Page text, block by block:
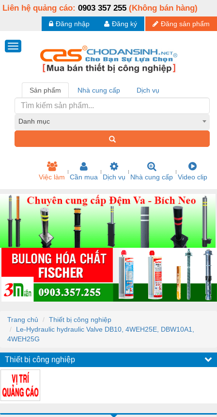
Liên hệ quảng cáo: 0903 357 255 (Không bán hàng)
Đăng sản phẩm
Đăng ký
Đăng nhập
Sản phẩm Nhà cung cấp Dịch vụ
Danh mục
Việc làm Cần mua Dịch vụ Nhà cung cấp Video clip
Trang chủ
Thiết bị công nghiệp
Le-Hydraulic hydraulic Valve DB10, 4WEH25E, DBW10A1,
4WEH25G
Thiết bị công nghiệp